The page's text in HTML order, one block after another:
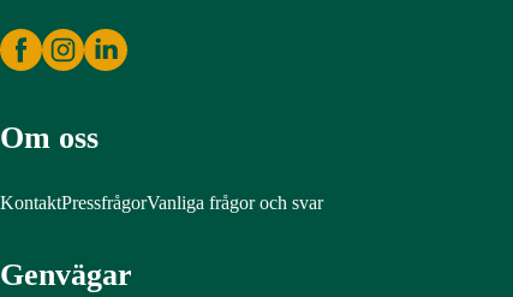
Om oss
KontaktPressfrågorVanliga frågor och svar
Genvägar